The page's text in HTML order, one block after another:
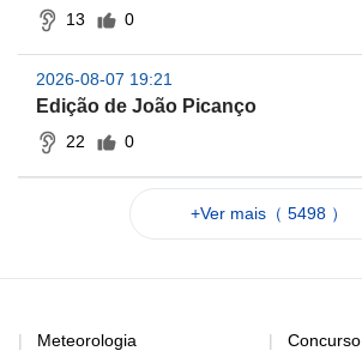
13 0
2026-08-07 19:21
Edição de João Picanço
22 0
+Ver mais（ 5498 ）
Meteorologia
Concurso